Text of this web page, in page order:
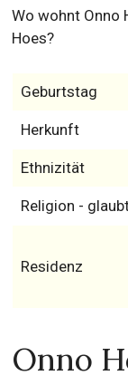
Wo wohnt Onno
Hoes?
Geburtstag
Herkunft
Ethnizität
Religion -
Residenz
Onno